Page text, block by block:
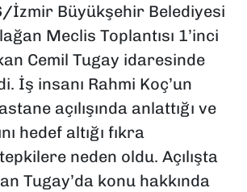
İzmir Büyükşehir Belediyesi
Meclis Toplantısı 1’inci
Cemil Tugay idaresinde
İş insanı Rahmi Koç’un
açılışında anlattığı ve
hedef altığı fıkra
neden oldu. Açılışta
Tugay’da konu hakkında